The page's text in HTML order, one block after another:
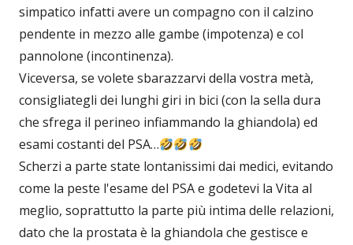
simpatico infatti avere un compagno con il calzino
pendente in mezzo alle gambe (impotenza) e col
pannolone (incontinenza).
Viceversa, se volete sbarazzarvi della vostra metà,
consigliategli dei lunghi giri in bici (con la sella dura
che sfrega il perineo infiammando la ghiandola) ed
esami costanti del PSA…
Scherzi a parte state lontanissimi dai medici, evitando
come la peste l'esame del PSA e godetevi la Vita al
meglio, soprattutto la parte più intima delle relazioni,
dato che la prostata è la ghiandola che gestisce e